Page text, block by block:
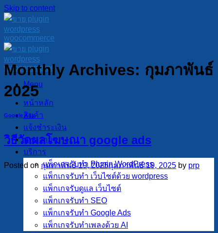
Skip to content
Menu
หน้าหลัก
สินค้า
แจ้งชำระเงิน
บทความ
บริการ
แพ็กเกจรับทำ Plugin WordPress
แพ็กเกจรับทำ เว็บไซต์ด้วย wordpress
แพ็กเกจรับดูแล เว็บไซต์
แพ็กเกจรับทำ SEO
แพ็กเกจรับทำ Google Ads
แพ็กเกจรับทำเพลงด้วย AI
Monthly Archives: กุมภาพันธ์
2025
Google Ads
วิธีวัดผลโฆษณา google ads
Posted on กุมภาพันธ์ 19, 2025กุมภาพันธ์ 19, 2025 by prp